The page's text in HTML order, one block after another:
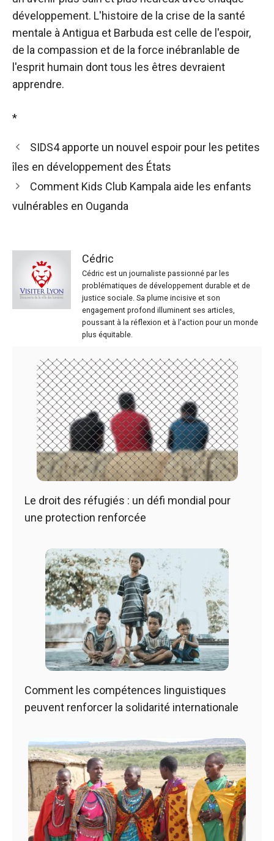
développement. L'histoire de la crise de la santé
mentale à Antigua et Barbuda est celle de l'espoir,
de la compassion et de la force inébranlable de
l'esprit humain dont tous les êtres devraient
apprendre.
*
SIDS4 apporte un nouvel espoir pour les petites
îles en développement des États
Comment Kids Club Kampala aide les enfants
vulnérables en Ouganda
Cédric
Cédric est un journaliste passionné par les
problématiques de développement durable et de
justice sociale. Sa plume incisive et son
engagement profond illuminent ses articles,
poussant à la réflexion et à l'action pour un monde
plus équitable.
Le droit des réfugiés : un défi mondial pour
une protection renforcée
Comment les compétences linguistiques
peuvent renforcer la solidarité internationale